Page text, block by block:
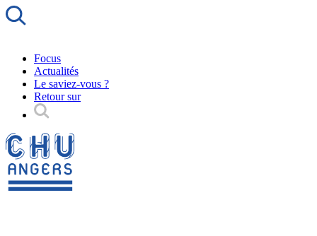
Focus
Actualités
Le saviez-vous ?
Retour sur